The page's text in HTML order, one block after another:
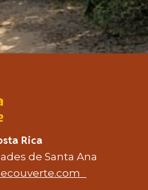
Rica
de Santa Ana